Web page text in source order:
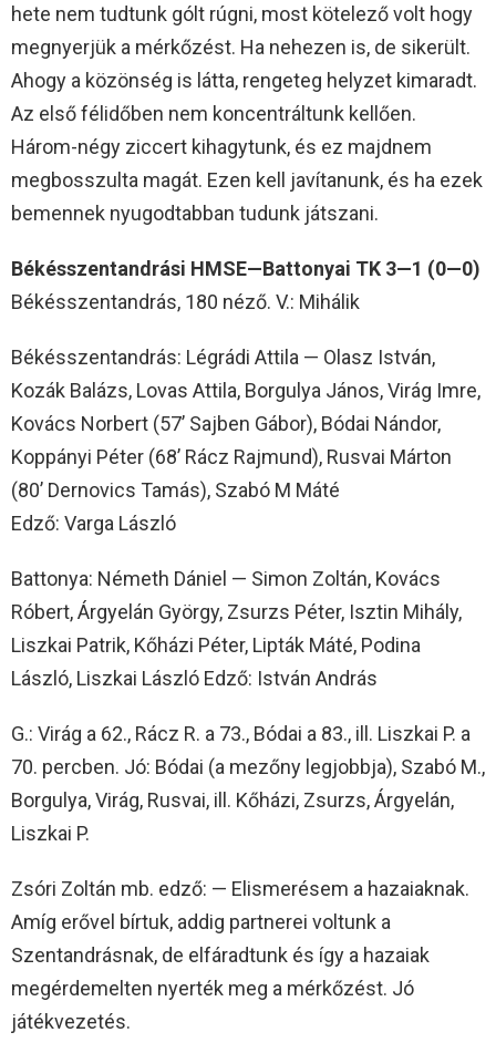
hete nem tudtunk gólt rúgni, most kötelező volt hogy
megnyerjük a mérkőzést. Ha nehezen is, de sikerült.
Ahogy a közönség is látta, rengeteg helyzet kimaradt.
Az első félidőben nem koncentráltunk kellően.
Három-négy ziccert kihagytunk, és ez majdnem
megbosszulta magát. Ezen kell javítanunk, és ha ezek
bemennek nyugodtabban tudunk játszani.
Békésszentandrási HMSE—Battonyai TK 3—1 (0—0)
Békésszentandrás, 180 néző. V.: Mihálik
Békésszentandrás: Légrádi Attila — Olasz István,
Kozák Balázs, Lovas Attila, Borgulya János, Virág Imre,
Kovács Norbert (57’ Sajben Gábor), Bódai Nándor,
Koppányi Péter (68’ Rácz Rajmund), Rusvai Márton
(80’ Dernovics Tamás), Szabó M Máté
Edző: Varga László
Battonya: Németh Dániel — Simon Zoltán, Kovács
Róbert, Árgyelán György, Zsurzs Péter, Isztin Mihály,
Liszkai Patrik, Kőházi Péter, Lipták Máté, Podina
László, Liszkai László Edző: István András
G.: Virág a 62., Rácz R. a 73., Bódai a 83., ill. Liszkai P. a
70. percben. Jó: Bódai (a mezőny legjobbja), Szabó M.,
Borgulya, Virág, Rusvai, ill. Kőházi, Zsurzs, Árgyelán,
Liszkai P.
Zsóri Zoltán mb. edző: — Elismerésem a hazaiaknak.
Amíg erővel bírtuk, addig partnerei voltunk a
Szentandrásnak, de elfáradtunk és így a hazaiak
megérdemelten nyerték meg a mérkőzést. Jó
játékvezetés.